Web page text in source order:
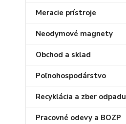
Meracie prístroje
Neodymové magnety
Obchod a sklad
Poľnohospodárstvo
Recyklácia a zber odpadu
Pracovné odevy a BOZP